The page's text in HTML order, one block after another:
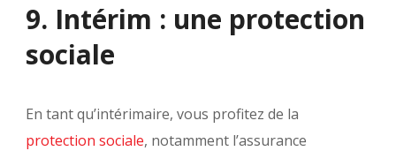
9. Intérim : une protection
sociale
En tant qu’intérimaire, vous profitez de la
protection sociale, notamment l’assurance